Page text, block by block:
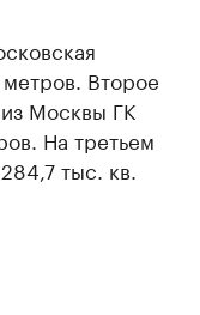
Второе
Москвы ГК
На третьем
тыс. кв.